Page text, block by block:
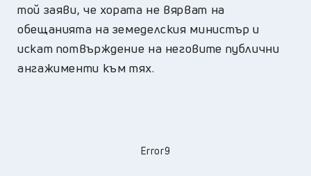
той заяви, че хората не вярват на
обещанията на земеделския министър и
искат потвърждение на неговите публични
ангажименти към тях.
Error9